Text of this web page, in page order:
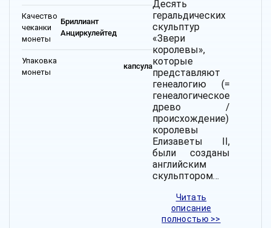
Качество
чеканки
монеты
Бриллиант
Анциркулейтед
Упаковка
монеты
капсула
Десять
геральдических
скульптур
«Звери
королевы»,
которые
представляют
генеалогию (=
генеалогическое
древо /
происхождение)
королевы
Елизаветы II,
были созданы
английским
скульптором…
Читать
описание
полностью >>